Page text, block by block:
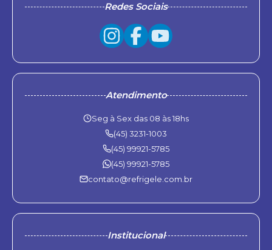
Redes Sociais
Atendimento
Seg à Sex das 08 às 18hs
(45) 3231-1003
(45) 99921-5785
(45) 99921-5785
contato@refrigele.com.br
Institucional